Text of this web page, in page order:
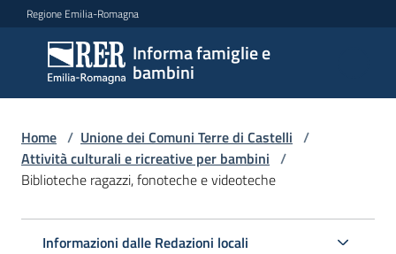
Vai al contenuto
Vai alla navigazione
Vai al footer
Regione Emilia-Romagna
Informa famiglie e
bambini
Informa
famiglie
e
bambini
Home / Unione dei Comuni Terre di Castelli /
Attività culturali e ricreative per bambini /
Biblioteche ragazzi, fonoteche e videoteche
Informazioni dalle Redazioni locali